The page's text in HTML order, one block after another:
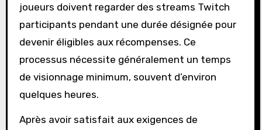
joueurs doivent regarder des streams Twitch
participants pendant une durée désignée pour
devenir éligibles aux récompenses. Ce
processus nécessite généralement un temps
de visionnage minimum, souvent d’environ
quelques heures.
Après avoir satisfait aux exigences de